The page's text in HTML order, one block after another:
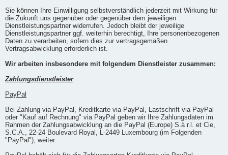
Sie können Ihre Einwilligung selbstverständlich jederzeit mit Wirkung für
die Zukunft uns gegenüber oder gegenüber dem jeweiligen
Dienstleistungspartner widerrufen. Jedoch bleibt der jeweilige
Dienstleistungspartner ggf. weiterhin berechtigt, Ihre personenbezogenen
Daten zu verarbeiten, sofern dies zur vertragsgemäßen
Vertragsabwicklung erforderlich ist.
Wir arbeiten insbesondere mit folgendem Dienstleister zusammen:
Zahlungsdienstleister
PayPal
Bei Zahlung via PayPal, Kreditkarte via PayPal, Lastschrift via PayPal
oder "Kauf auf Rechnung" via PayPal geben wir Ihre Zahlungsdaten im
Rahmen der Zahlungsabwicklung an die PayPal (Europe) S.à r.l. et Cie,
S.C.A., 22-24 Boulevard Royal, L-2449 Luxembourg (im Folgenden
"PayPal"), weiter.